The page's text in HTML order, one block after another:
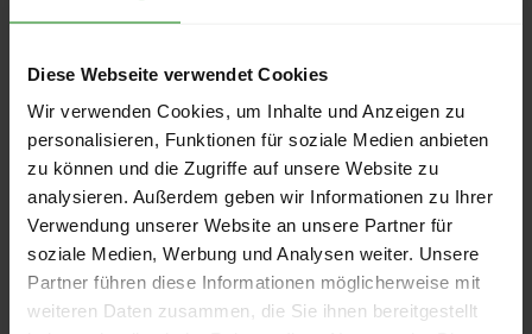
Diese Webseite verwendet Cookies
Wir verwenden Cookies, um Inhalte und Anzeigen zu
personalisieren, Funktionen für soziale Medien anbieten
zu können und die Zugriffe auf unsere Website zu
analysieren. Außerdem geben wir Informationen zu Ihrer
Verwendung unserer Website an unsere Partner für
soziale Medien, Werbung und Analysen weiter. Unsere
Partner führen diese Informationen möglicherweise mit
weiteren Daten zusammen, die Sie ihnen bereitgestellt
lose Ware Sackware
September
Januar
Mai
250 €
Die aktuelle Preisentwicklung für Holzpellets in Deutschland
können Sie jederzeit auf unsererPelletspreise-Seite
nachvollziehen.